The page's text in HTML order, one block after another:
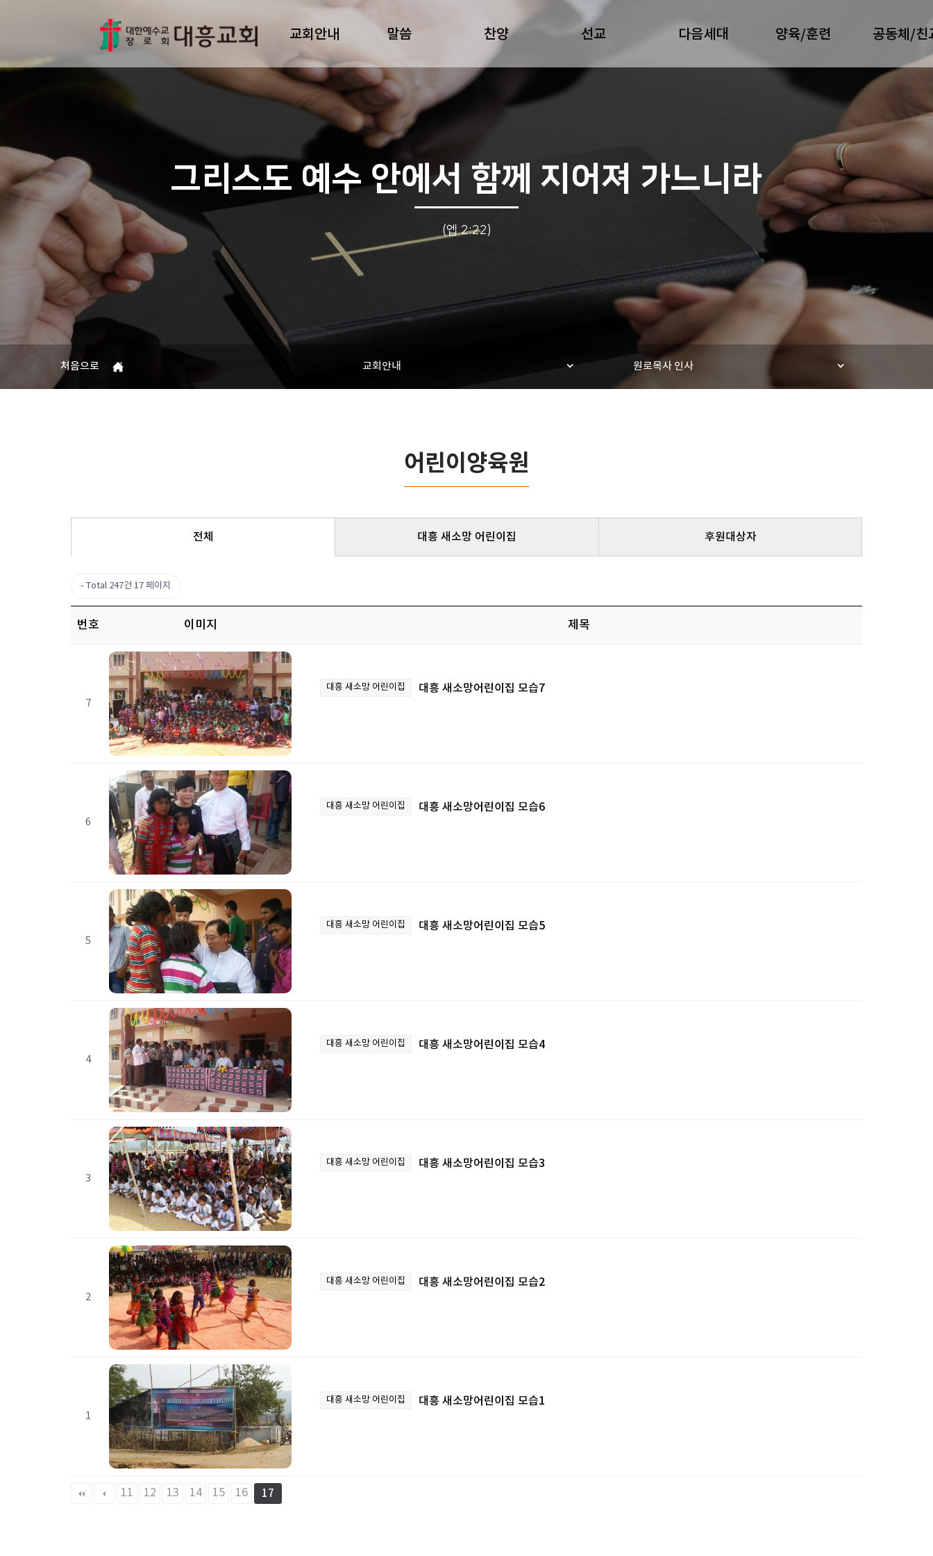
교회안내 말씀 찬양 선교 다음세대 양육/훈련 공동체/친
그리스도 예수 안에서 함께 지어져 가느니라
(엡 2:22)
처음으로 교회안내 원로목사 인사
어린이양육원
전체 대흥 새소망 어린이집 후원대상자
Total 247건 17 페이지
번호 이미지 제목
7
대흥 새소망 어린이집 대흥 새소망어린이집 모습7
6
대흥 새소망 어린이집 대흥 새소망어린이집 모습6
5
대흥 새소망 어린이집 대흥 새소망어린이집 모습5
4
대흥 새소망 어린이집 대흥 새소망어린이집 모습4
3
대흥 새소망 어린이집 대흥 새소망어린이집 모습3
2
대흥 새소망 어린이집 대흥 새소망어린이집 모습2
1
대흥 새소망 어린이집 대흥 새소망어린이집 모습1
11 12 13 14 15 16 17